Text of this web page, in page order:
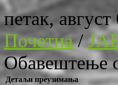
петак,
Почетна/
Обавештење
Детаљи преузимања